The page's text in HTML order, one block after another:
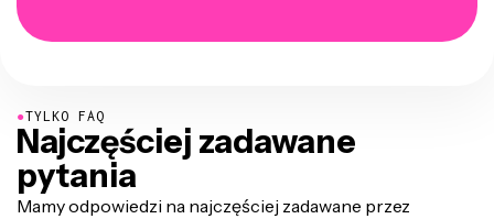
●TYLKO FAQ
Najczęściej zadawane
pytania
Mamy odpowiedzi na najczęściej zadawane przez